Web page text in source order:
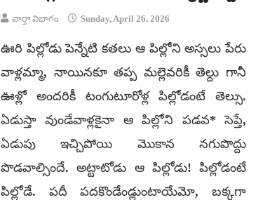
వార్తా విభాగం Sunday, April 26, 2026
ఊరి పిల్లోడు పెన్నేటి కతలు ఆ పిల్లోని అస్సలు పేరు
వాళ్లమ్మా, నాయినకూ తప్ప మల్లెవరికీ తెల్దు గానీ
ఊళ్లో అందరికీ టంగుటూరోళ్ల పిల్లోడంటే తెల్సు.
ఏడుస్తా వుండేవాళ్లకైనా ఆ పిల్లోని పడవ* సెప్తే,
ఏడుపు ఇచ్చిపోయి మొకాన నగుపొద్దు
పొడవాల్సిందే. అట్టాటోడు ఆ పిల్లోడు! పిల్లోడంటే
పిల్లోడే. పదీ పదకొండేండ్లుంటాయేమో, బక్కగా